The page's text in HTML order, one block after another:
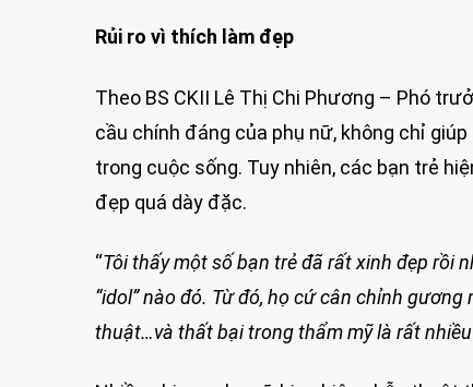
Rủi ro vì thích làm đẹp
Theo BS CKII Lê Thị Chi Phương – Phó
cầu chính đáng của phụ nữ, không chỉ
trong cuộc sống. Tuy nhiên, các bạn trẻ
đẹp quá dày đặc.
“Tôi thấy một số bạn trẻ đã rất xinh đẹp rồi
“idol” nào đó. Từ đó, họ cứ cân chỉnh
thuật…và thất bại trong thẩm mỹ là rất nhiều